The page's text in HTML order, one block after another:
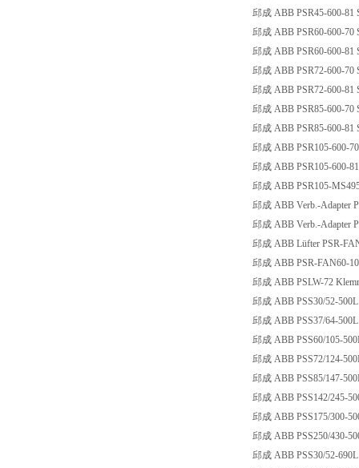
邱成 ABB PSR45-600-81
邱成 ABB PSR60-600-70
邱成 ABB PSR60-600-81
邱成 ABB PSR72-600-70
邱成 ABB PSR72-600-81
邱成 ABB PSR85-600-70
邱成 ABB PSR85-600-81
邱成 ABB PSR105-600-
邱成 ABB PSR105-600-
邱成 ABB PSR105-
邱成 ABB Verb.-Adapter
邱成 ABB Verb.-Adapter
邱成 ABB Lüfter PSR-
邱成 ABB PSR-FAN60-
邱成 ABB PSLW-72
邱成 ABB PSS30/52-500L
邱成 ABB PSS37/64-500L
邱成 ABB PSS60/105-
邱成 ABB PSS72/124-
邱成 ABB PSS85/147-
邱成 ABB PSS142/245-
邱成 ABB PSS175/300-
邱成 ABB PSS250/430-
邱成 ABB PSS30/52-690L